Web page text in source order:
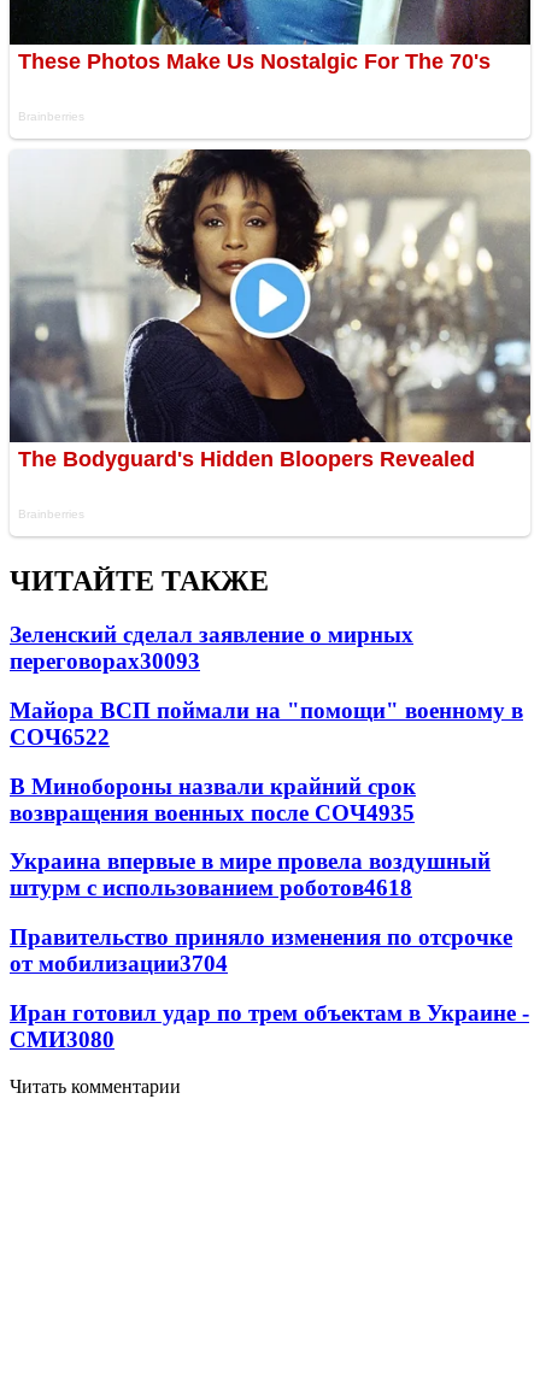
ЧИТАЙТЕ ТАКЖЕ
Зеленский сделал заявление о мирных
переговорах30093
Майора ВСП поймали на "помощи" военному в
СОЧ6522
В Минобороны назвали крайний срок
возвращения военных после СОЧ4935
Украина впервые в мире провела воздушный
штурм с использованием роботов4618
Правительство приняло изменения по отсрочке
от мобилизации3704
Иран готовил удар по трем объектам в Украине -
СМИ3080
Читать комментарии